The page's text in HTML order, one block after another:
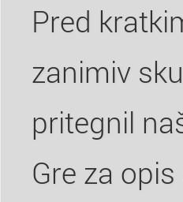
Pred
zanimiv
pritegnil
Gre za